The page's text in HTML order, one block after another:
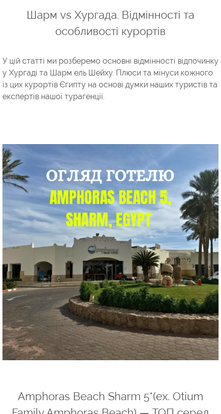
Шарм vs Хургада. Відмінності та
особливості курортів
У цій статті ми розберемо основні відмінності відпочинку
у Хургаді та Шарм ель Шейху. Плюси та мінуси кожного
із цих курортів Єгипту на основі думки наших туристів та
експертів нашої турагенції.
Amphoras Beach Sharm 5*(ex. Otium